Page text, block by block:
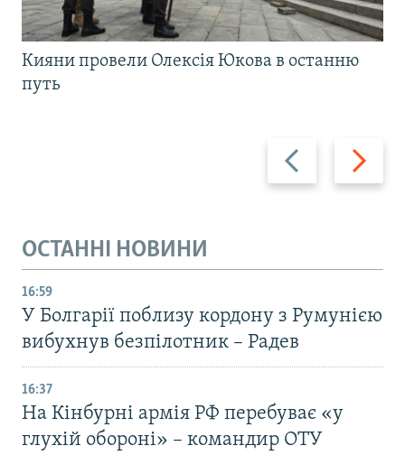
Назад Вперед
Кияни провели Олексія Юкова в останню
путь
ОСТАННІ НОВИНИ
16:59
У Болгарії поблизу кордону з Румунією
вибухнув безпілотник – Радев
16:37
На Кінбурні армія РФ перебуває «у
глухій обороні» – командир ОТУ